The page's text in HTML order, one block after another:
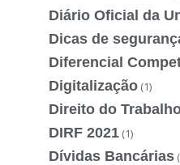
Diário Oficial da
Dicas de
Diferencial
Digitalização (1)
Direito do
DIRF 2021 (1)
Dívidas Bancárias